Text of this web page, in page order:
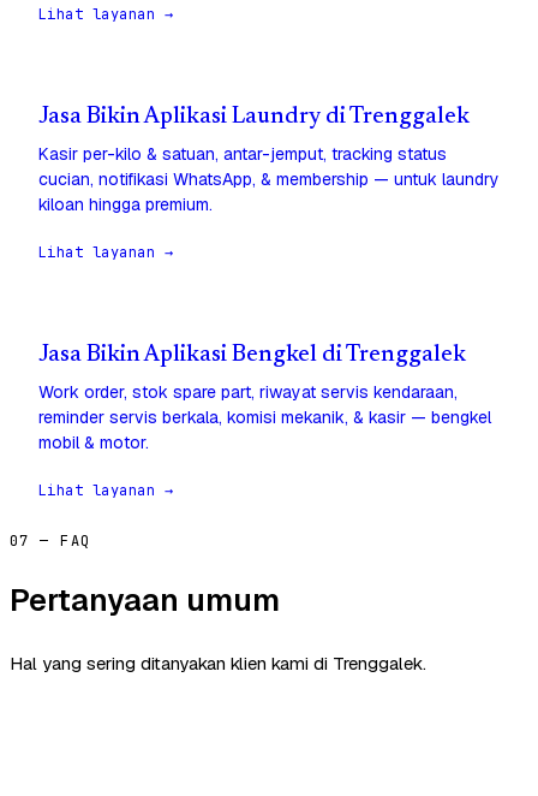
Lihat layanan →
Jasa Bikin Aplikasi Laundry di Trenggalek
Kasir per-kilo & satuan, antar-jemput, tracking status
cucian, notifikasi WhatsApp, & membership — untuk laundry
kiloan hingga premium.
Lihat layanan →
Jasa Bikin Aplikasi Bengkel di Trenggalek
Work order, stok spare part, riwayat servis kendaraan,
reminder servis berkala, komisi mekanik, & kasir — bengkel
mobil & motor.
Lihat layanan →
07 — FAQ
Pertanyaan umum
Hal yang sering ditanyakan klien kami di Trenggalek.